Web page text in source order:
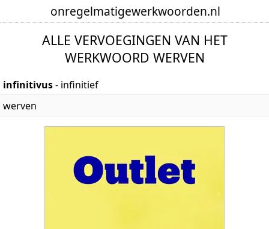
onregelmatigewerkwoorden.nl
ALLE VERVOEGINGEN VAN HET
WERKWOORD WERVEN
infinitivus- infinitief
werven